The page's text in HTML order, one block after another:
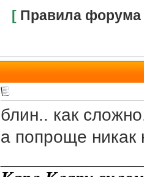
[ Правила форума
блин.. как
а попроще никак